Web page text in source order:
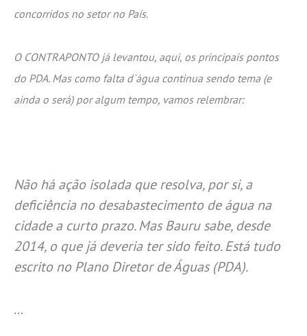
concorridos no setor no País.
O CONTRAPONTO já levantou, aqui, os principais pontos
do PDA. Mas como falta d´água continua sendo tema (e
ainda o será) por algum tempo, vamos relembrar:
Não há ação isolada que resolva, por si, a
deficiência no desabastecimento de água na
cidade a curto prazo. Mas Bauru sabe, desde
2014, o que já deveria ter sido feito. Está tudo
escrito no Plano Diretor de Águas (PDA).
…